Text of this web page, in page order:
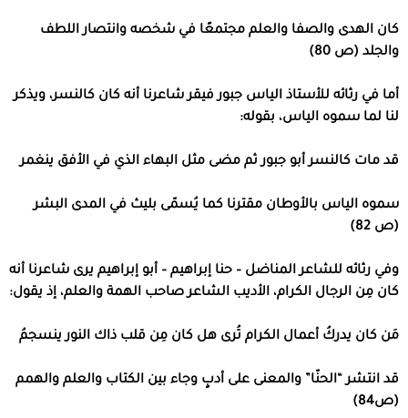
كان الهدى والصفا والعلم مجتمعًا في شخصه وانتصار اللطف
والجلد (ص 80)
أما في رثائه للأستاذ الياس جبور فيقر شاعرنا أنه كان كالنسر، ويذكر
لنا لما سموه الياس، بقوله:
قد مات كالنسر أبو جبور ثم مضى مثل البهاء الذي في الأفق ينغمر
سموه الياس بالأوطان مقترنا كما يُسمّى بليث في المدى البشر
(ص
وفي رثائه للشاعر المناضل – حنا إبراهيم – أبو إبراهيم يرى شاعرنا أنه
كان مِن الرجال الكرام، الأديب الشاعر صاحب الهمة والعلم، إذ يقول:
مَن كان يدركُ أعمال الكرام تُرى هل كان مِن قلب ذاك النور ينسجمُ
قد انتشر “الحنّا” والمعنى على أدبٍ وجاء بين الكتاب والعلم والهمم
(ص84)